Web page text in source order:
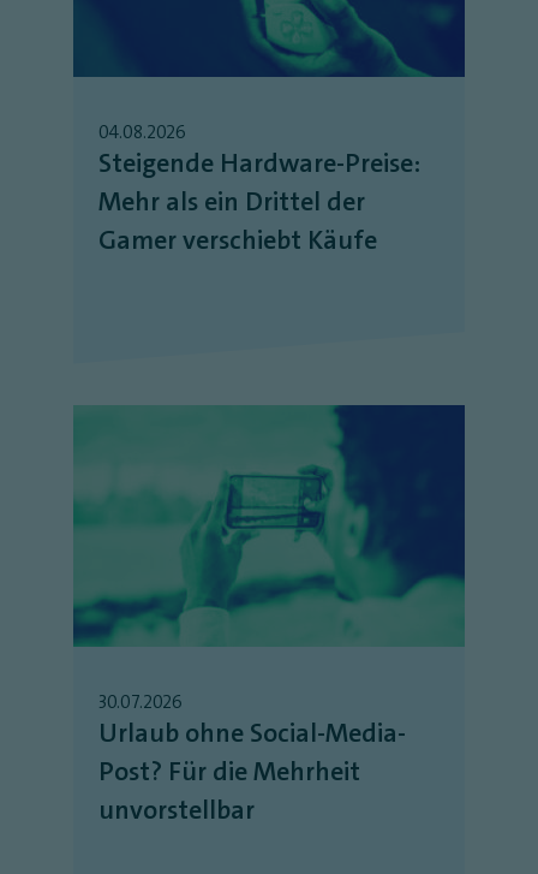
04.08.2026
Steigende Hardware-Preise:
Mehr als ein Drittel der
Gamer verschiebt Käufe
30.07.2026
Urlaub ohne Social-Media-
Post? Für die Mehrheit
unvorstellbar